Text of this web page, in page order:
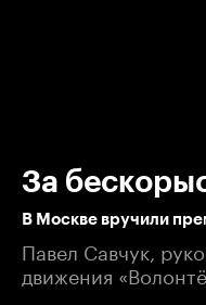
За
В Москве вручили
Павел Савчук,
движения